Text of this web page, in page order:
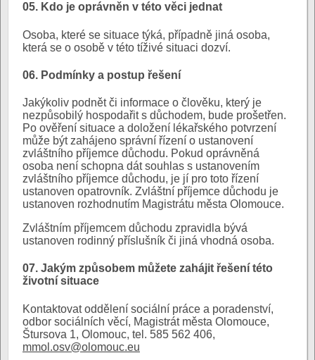
05. Kdo je oprávněn v této věci jednat
Osoba, které se situace týká, případně jiná osoba,
která se o osobě v této tíživé situaci dozví.
06. Podmínky a postup řešení
Jakýkoliv podnět či informace o člověku, který je
nezpůsobilý hospodařit s důchodem, bude prošetřen.
Po ověření situace a doložení lékařského potvrzení
může být zahájeno správní řízení o ustanovení
zvláštního příjemce důchodu. Pokud oprávněná
osoba není schopna dát souhlas s ustanovením
zvláštního příjemce důchodu, je jí pro toto řízení
ustanoven opatrovník. Zvláštní příjemce důchodu je
ustanoven rozhodnutím Magistrátu města Olomouce.
Zvláštním příjemcem důchodu zpravidla bývá
ustanoven rodinný příslušník či jiná vhodná osoba.
07. Jakým způsobem můžete zahájit řešení této
životní situace
Kontaktovat oddělení sociální práce a poradenství,
odbor sociálních věcí, Magistrát města Olomouce,
Štursova 1, Olomouc, tel. 585 562 406,
mmol.osv@olomouc.eu